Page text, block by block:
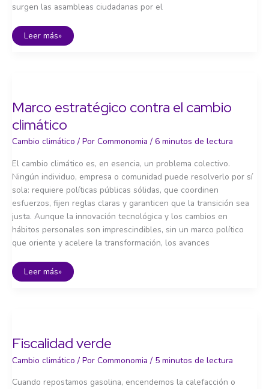
surgen las asambleas ciudadanas por el
Participación
ciudadana
Leer más»
Marco estratégico contra el cambio
climático
Cambio climático / Por Commonomia / 6 minutos de lectura
El cambio climático es, en esencia, un problema colectivo.
Ningún individuo, empresa o comunidad puede resolverlo por sí
sola: requiere políticas públicas sólidas, que coordinen
esfuerzos, fijen reglas claras y garanticen que la transición sea
justa. Aunque la innovación tecnológica y los cambios en
hábitos personales son imprescindibles, sin un marco político
que oriente y acelere la transformación, los avances
Marco
estratégico
Leer más»
Fiscalidad verde
Cambio climático / Por Commonomia / 5 minutos de lectura
Cuando repostamos gasolina, encendemos la calefacción o